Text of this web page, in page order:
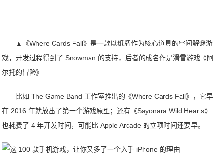
▲《Where Cards Fall》是一款以纸牌作为核心道具的空间解谜游
戏，开发过程得到了 Snowman 的支持，后者的成名作是滑雪游戏《阿
尔托的冒险》
比如 The Game Band 工作室推出的《Where Cards Fall》，它早
在 2016 年就放出了第一个游戏原型；还有《Sayonara Wild Hearts》
也耗费了 4 年开发时间，可能比 Apple Arcade 的立项时间还要早。